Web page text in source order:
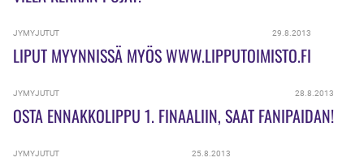
JYMYJUTUT 29.8.2013
LIPUT MYYNNISSÄ MYÖS WWW.LIPPUTOIMISTO.FI
JYMYJUTUT 28.8.2013
OSTA ENNAKKOLIPPU 1. FINAALIIN, SAAT FANIPAIDAN!
JYMYJUTUT 25.8.2013